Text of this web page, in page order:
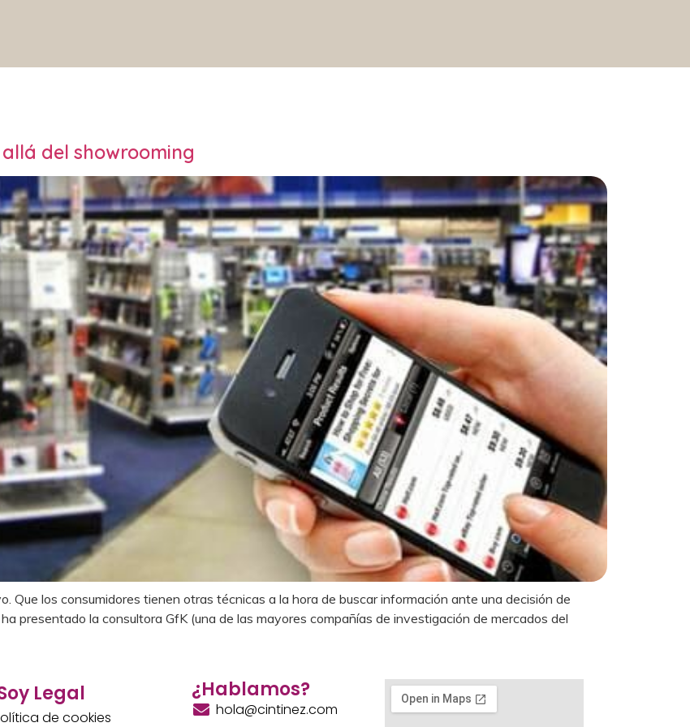
del showrooming
Que los consumidores tienen otras técnicas a la hora de buscar información ante una decisión de
presentado la consultora GfK (una de las mayores compañías de investigación de mercados del
Legal
de cookies
¿Hablamos?
hola@cintinez.com